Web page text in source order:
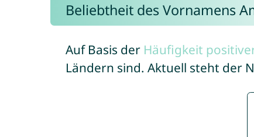
Beliebtheit des Vornamens
Auf Basis der Häufigkeit
Ländern sind. Aktuell steht der